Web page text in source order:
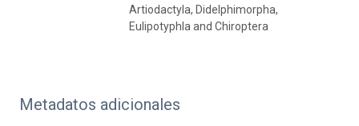
Artiodactyla, Didelphimorpha,
Eulipotyphla and Chiroptera
Metadatos adicionales